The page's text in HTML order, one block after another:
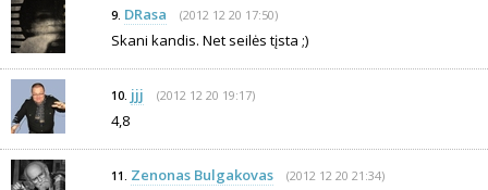
9. DRasa (2012 12 20 17:50)
Skani kandis. Net seilės tįsta ;)
10. jjj (2012 12 20 19:17)
4,8
11. Zenonas Bulgakovas (2012 12 20 21:34)